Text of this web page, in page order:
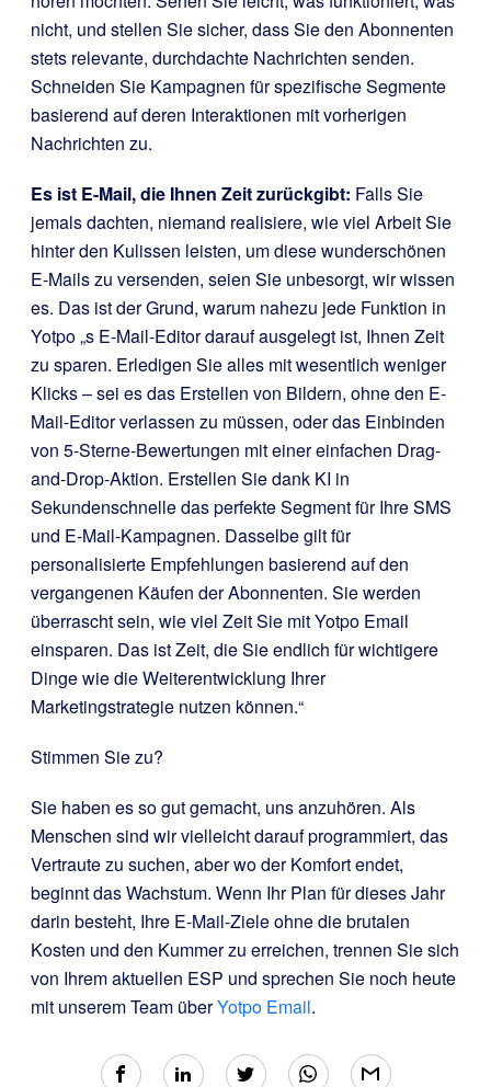
nicht, und stellen Sie sicher, dass Sie den Abonnenten
stets relevante, durchdachte Nachrichten senden.
Schneiden Sie Kampagnen für spezifische Segmente
basierend auf deren Interaktionen mit vorherigen
Nachrichten zu.
Es ist E-Mail, die Ihnen Zeit zurückgibt: Falls Sie
jemals dachten, niemand realisiere, wie viel Arbeit Sie
hinter den Kulissen leisten, um diese wunderschönen
E-Mails zu versenden, seien Sie unbesorgt, wir wissen
es. Das ist der Grund, warum nahezu jede Funktion in
Yotpo „s E-Mail-Editor darauf ausgelegt ist, Ihnen Zeit
zu sparen. Erledigen Sie alles mit wesentlich weniger
Klicks – sei es das Erstellen von Bildern, ohne den E-
Mail-Editor verlassen zu müssen, oder das Einbinden
von 5-Sterne-Bewertungen mit einer einfachen Drag-
and-Drop-Aktion. Erstellen Sie dank KI in
Sekundenschnelle das perfekte Segment für Ihre SMS
und E-Mail-Kampagnen. Dasselbe gilt für
personalisierte Empfehlungen basierend auf den
vergangenen Käufen der Abonnenten. Sie werden
überrascht sein, wie viel Zeit Sie mit Yotpo Email
einsparen. Das ist Zeit, die Sie endlich für wichtigere
Dinge wie die Weiterentwicklung Ihrer
Marketingstrategie nutzen können.“
Stimmen Sie zu?
Sie haben es so gut gemacht, uns anzuhören. Als
Menschen sind wir vielleicht darauf programmiert, das
Vertraute zu suchen, aber wo der Komfort endet,
beginnt das Wachstum. Wenn Ihr Plan für dieses Jahr
darin besteht, Ihre E-Mail-Ziele ohne die brutalen
Kosten und den Kummer zu erreichen, trennen Sie sich
von Ihrem aktuellen ESP und sprechen Sie noch heute
mit unserem Team überYotpo Email.